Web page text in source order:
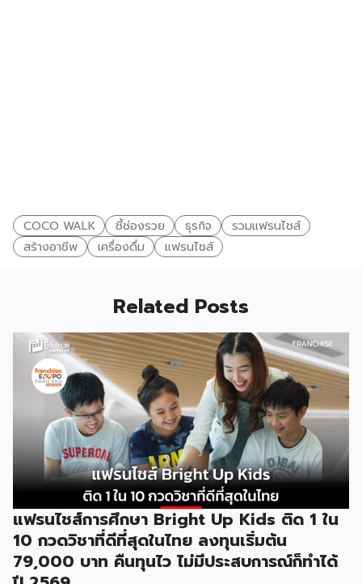
COCO WALK ชี้ช่องรวย ธุรกิจ
รวมแฟรนไชส์
สร้างอาชีพ
เครื่องดื่ม แฟรนไชส์
Related Posts
แฟรนไชส์การศึกษา Bright Up Kids ติด 1 ใน
10 กวดวิชาที่ดีที่สุดในไทย ลงทุนเริ่มต้น
79,000 บาท คืนทุนไว ไม่มีประสบการณ์ก็ทำได้